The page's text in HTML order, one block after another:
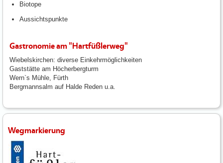
Biotope
Aussichtspunkte
Gastronomie am "Hartfüßlerweg"
Wiebelskirchen: diverse Einkehrmöglichkeiten
Gaststätte am Höcherbergturm
Wern`s Mühle, Fürth
Bergmannsalm auf Halde Reden u.a.
Wegmarkierung